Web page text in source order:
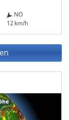
NO
12 km/h